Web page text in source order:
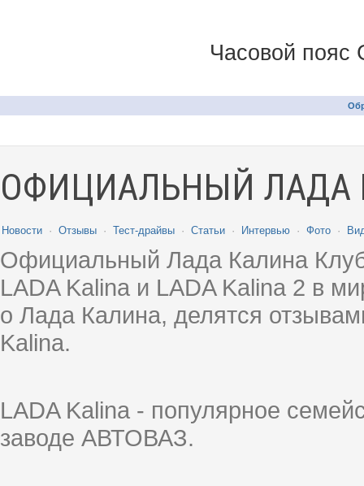
Часовой пояс
ОФИЦИАЛЬНЫЙ ЛАДА
Новости · Отзывы · Тест-драйвы · Статьи · Интервью · Фото ·
Официальный Лада Калина
LADA Kalina и LADA Kalina 2 в
о Лада Калина, делятся
Kalina.
LADA Kalina - популярное
заводе АВТОВАЗ.